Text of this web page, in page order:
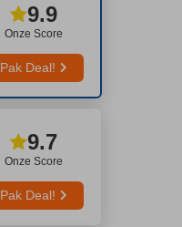
Onze Score
9.9
Pak Deal!
Onze Score
9.7
Pak Deal!